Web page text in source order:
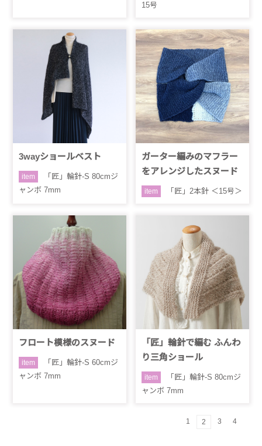
15号
3wayショールベスト
item
「匠」輪針-S 80cmジ
ャンボ 7mm
ガーター編みのマフラー
をアレンジしたスヌード
item 「匠」2本針 ＜15号＞
フロート模様のスヌード
item
「匠」輪針-S 60cmジ
ャンボ 7mm
「匠」輪針で編む ふんわ
り三角ショール
item
「匠」輪針-S 80cmジ
ャンボ 7mm
1 2 3 4